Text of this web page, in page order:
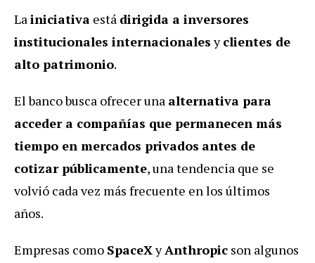
Lainiciativa está dirigida a inversores
institucionales internacionalesyclientes de
alto patrimonio.
El banco busca ofrecer una alternativa para
acceder a compañías que permanecen más
tiempo en mercados privados antes de
cotizar públicamente, una tendencia que se
volvió cada vez más frecuente en los últimos
años.
Empresas como SpaceXyAnthropic son algunos